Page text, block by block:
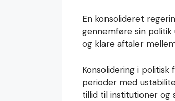
En konsolideret
gennemføre sin
og klare aftaler
Konsolidering i
perioder med
tillid til institutioner og